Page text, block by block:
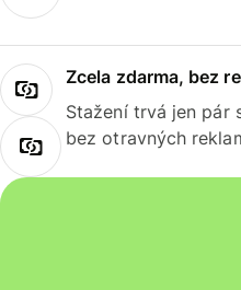
Zcela zdarma, bez
Stažení trvá jen pár
bez otravných